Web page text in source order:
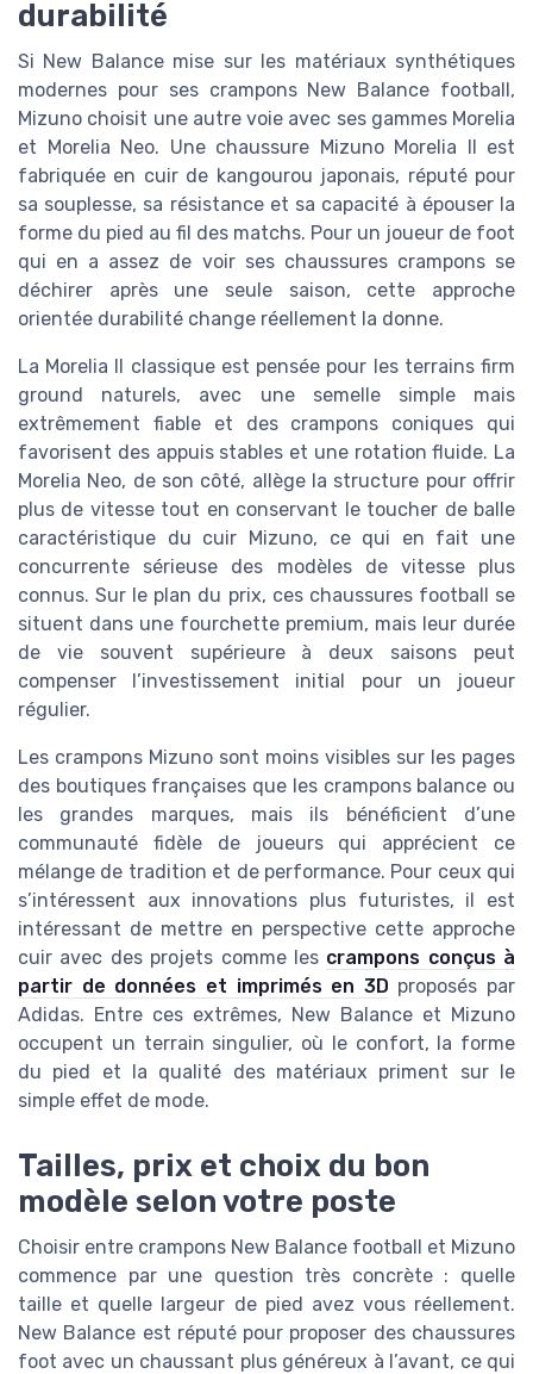
durabilité
Si New Balance mise sur les matériaux synthétiques
modernes pour ses crampons New Balance football,
Mizuno choisit une autre voie avec ses gammes Morelia
et Morelia Neo. Une chaussure Mizuno Morelia II est
fabriquée en cuir de kangourou japonais, réputé pour
sa souplesse, sa résistance et sa capacité à épouser la
forme du pied au fil des matchs. Pour un joueur de foot
qui en a assez de voir ses chaussures crampons se
déchirer après une seule saison, cette approche
orientée durabilité change réellement la donne.
La Morelia II classique est pensée pour les terrains firm
ground naturels, avec une semelle simple mais
extrêmement fiable et des crampons coniques qui
favorisent des appuis stables et une rotation fluide. La
Morelia Neo, de son côté, allège la structure pour offrir
plus de vitesse tout en conservant le toucher de balle
caractéristique du cuir Mizuno, ce qui en fait une
concurrente sérieuse des modèles de vitesse plus
connus. Sur le plan du prix, ces chaussures football se
situent dans une fourchette premium, mais leur durée
de vie souvent supérieure à deux saisons peut
compenser l’investissement initial pour un joueur
régulier.
Les crampons Mizuno sont moins visibles sur les pages
des boutiques françaises que les crampons balance ou
les grandes marques, mais ils bénéficient d’une
communauté fidèle de joueurs qui apprécient ce
mélange de tradition et de performance. Pour ceux qui
s’intéressent aux innovations plus futuristes, il est
intéressant de mettre en perspective cette approche
cuir avec des projets comme les crampons conçus à
partir de données et imprimés en 3D proposés par
Adidas. Entre ces extrêmes, New Balance et Mizuno
occupent un terrain singulier, où le confort, la forme
du pied et la qualité des matériaux priment sur le
simple effet de mode.
Tailles, prix et choix du bon
modèle selon votre poste
Choisir entre crampons New Balance football et Mizuno
commence par une question très concrète : quelle
taille et quelle largeur de pied avez vous réellement.
New Balance est réputé pour proposer des chaussures
foot avec un chaussant plus généreux à l’avant, ce qui